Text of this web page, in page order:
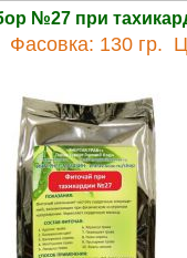
№27 при
Фасовка: 130 гр.